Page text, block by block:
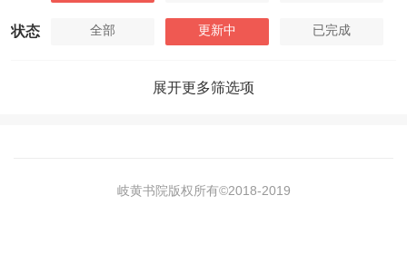
状态 全部 更新中 已完成
展开更多筛选项
岐黄书院版权所有©2018-2019